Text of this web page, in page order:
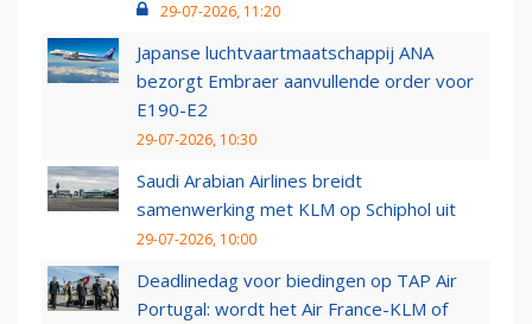
29-07-2026, 11:20
Japanse luchtvaartmaatschappij ANA
bezorgt Embraer aanvullende order voor
E190-E2
29-07-2026, 10:30
Saudi Arabian Airlines breidt
samenwerking met KLM op Schiphol uit
29-07-2026, 10:00
Deadlinedag voor biedingen op TAP Air
Portugal: wordt het Air France-KLM of